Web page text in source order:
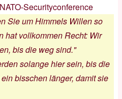
Securityconference
Sie um Himmels Willen so
hat vollkommen Recht: Wir
bis die weg sind."
solange hier sein, bis die
bisschen länger, damit sie